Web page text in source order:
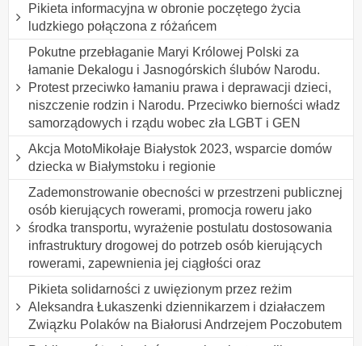
Pikieta informacyjna w obronie poczętego życia
ludzkiego połączona z różańcem
Pokutne przebłaganie Maryi Królowej Polski za
łamanie Dekalogu i Jasnogórskich ślubów Narodu.
Protest przeciwko łamaniu prawa i deprawacji dzieci,
niszczenie rodzin i Narodu. Przeciwko bierności władz
samorządowych i rządu wobec zła LGBT i GEN
Akcja MotoMikołaje Białystok 2023, wsparcie domów
dziecka w Białymstoku i regionie
Zademonstrowanie obecności w przestrzeni publicznej
osób kierujących rowerami, promocja roweru jako
środka transportu, wyrażenie postulatu dostosowania
infrastruktury drogowej do potrzeb osób kierujących
rowerami, zapewnienia jej ciągłości oraz
Pikieta solidarności z uwięzionym przez reżim
Aleksandra Łukaszenki dziennikarzem i działaczem
Związku Polaków na Białorusi Andrzejem Poczobutem